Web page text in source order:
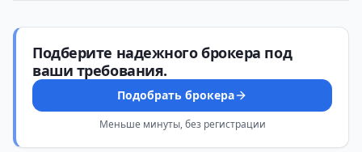
Подберите надежного брокера под
ваши требования.
Подобрать брокера
Меньше минуты, без регистрации